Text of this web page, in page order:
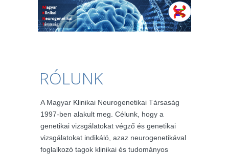
RÓLUNK
A Magyar Klinikai Neurogenetikai Társaság
1997-ben alakult meg. Célunk, hogy a
genetikai vizsgálatokat végző és genetikai
vizsgálatokat indikáló, azaz neurogenetikával
foglalkozó tagok klinikai és tudományos